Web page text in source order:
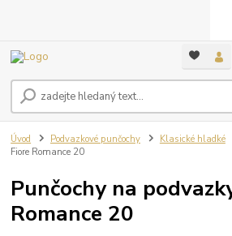
Úvod Podvazkové punčochy Klasické hladké
Fiore Romance 20
Punčochy na
Romance 20